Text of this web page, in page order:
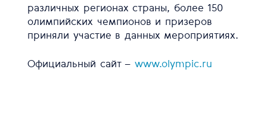
различных регионах страны, более 150
олимпийских чемпионов и призеров
приняли участие в данных мероприятиях.
Официальный сайт – www.olympic.ru